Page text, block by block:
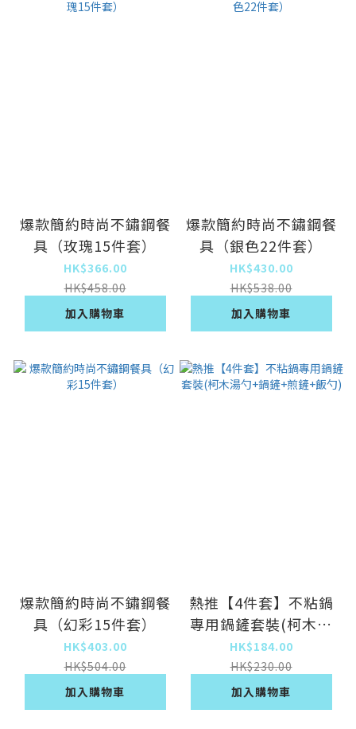
爆款簡約時尚不鏽鋼餐
具（玫瑰15件套）
HK$366.00
HK$458.00
加入購物車
爆款簡約時尚不鏽鋼餐
具（銀色22件套）
HK$430.00
HK$538.00
加入購物車
爆款簡約時尚不鏽鋼餐
具（幻彩15件套）
HK$403.00
HK$504.00
加入購物車
熱推【4件套】不粘鍋
專用鍋鏟套裝(柯木湯
勺+鍋鏟+煎鏟+飯勺)
HK$184.00
HK$230.00
加入購物車